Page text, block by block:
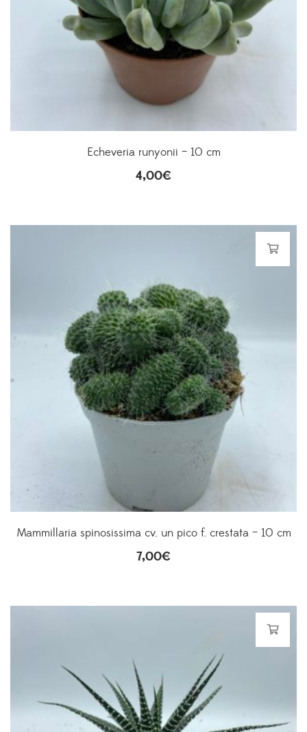
Echeveria runyonii – 10 cm
4,00€
Mammillaria spinosissima cv. un pico f. crestata – 10 cm
7,00€